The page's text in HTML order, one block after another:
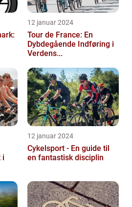
12 januar 2024
Tour de France: En
Dybdegående Indføring i
Verdens...
i
12 januar 2024
Cykelsport - En guide til
en fantastisk disciplin